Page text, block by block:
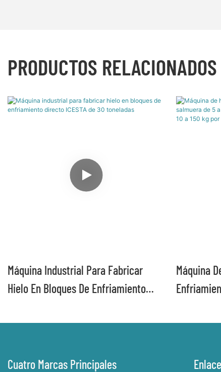
PRODUCTOS RELACIONADOS
Máquina Industrial Para Fabricar
Hielo En Bloques De Enfriamiento
Máquina
De 10 A
Cuatro Marcas Principales